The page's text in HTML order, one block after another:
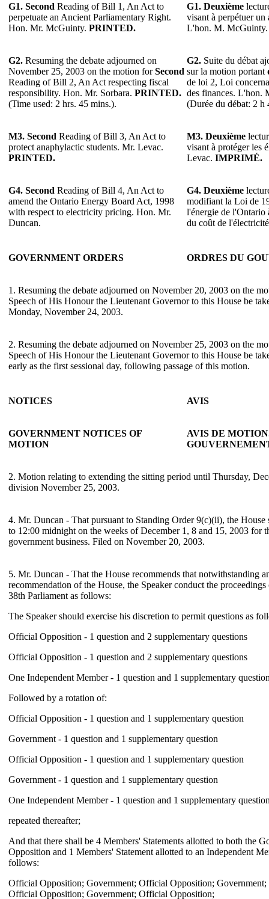
G1. Second Reading of Bill 1, An Act to
perpetuate an Ancient Parliamentary Right.
Hon. Mr. McGuinty. PRINTED.
G1. Deuxième
visant à perpétuer
L'hon. M.
G2. Resuming the debate adjourned on
November 25, 2003 on the motion forSecond
Reading of Bill 2, An Act respecting fiscal
responsibility. Hon. Mr. Sorbara. PRINTED.
(Time used: 2 hrs. 45 mins.).
G2. Suite du débat
sur la motion portant
de loi 2, Loi
des finances. L'hon.
(Durée du débat: 2 h
M3. Second Reading of Bill 3, An Act to
protect anaphylactic students. Mr. Levac.
PRINTED.
M3. Deuxième
visant à protéger les
Levac. IMPRIMÉ.
G4. Second Reading of Bill 4, An Act to
amend the Ontario Energy Board Act, 1998
with respect to electricity pricing. Hon. Mr.
Duncan.
G4. Deuxième
modifiant la Loi de
l'énergie de l'Ontario
du coût de
GOVERNMENT ORDERS ORDRES DU
1. Resuming the debate adjourned on November 20, 2003 on the
Speech of His Honour the Lieutenant Governor to this House be
Monday, November 24, 2003.
2. Resuming the debate adjourned on November 25, 2003 on the
Speech of His Honour the Lieutenant Governor to this House be
early as the first sessional day, following passage of this motion.
NOTICES AVIS
GOVERNMENT NOTICES OF
MOTION
AVIS DE
2. Motion relating to extending the sitting period until Thursday,
division November 25, 2003.
4. Mr. Duncan - That pursuant to Standing Order 9(c)(ii), the House
to 12:00 midnight on the weeks of December 1, 8 and 15, 2003 for
government business. Filed on November 20, 2003.
5. Mr. Duncan - That the House recommends that notwithstanding
recommendation of the House, the Speaker conduct the
38th Parliament as follows:
The Speaker should exercise his discretion to permit questions as
Official Opposition - 1 question and 2 supplementary questions
Official Opposition - 1 question and 2 supplementary questions
One Independent Member - 1 question and 1 supplementary
Followed by a rotation of:
Official Opposition - 1 question and 1 supplementary question
Government - 1 question and 1 supplementary question
Official Opposition - 1 question and 1 supplementary question
Government - 1 question and 1 supplementary question
One Independent Member - 1 question and 1 supplementary
repeated thereafter;
And that there shall be 4 Members' Statements allotted to both the
Opposition and 1 Members' Statement allotted to an Independent
follows:
Official Opposition; Government; Official Opposition; Government;
Official Opposition; Government; Official Opposition;